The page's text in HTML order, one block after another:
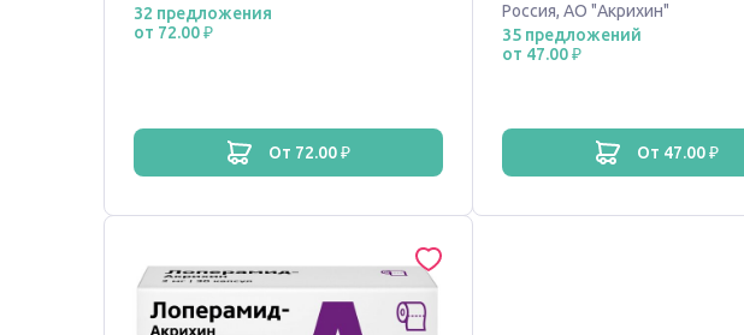
32 предложения
от 72.00 ₽
от 72.00 ₽
Россия, АО "Акрихин"
35 предложений
от 47.00 ₽
от 47.00 ₽